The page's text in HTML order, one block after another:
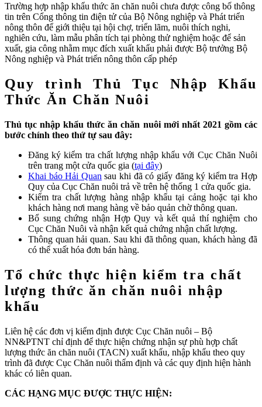
Trường hợp nhập khẩu thức ăn chăn nuôi chưa được công bố thông
tin trên Cổng thông tin điện tử của Bộ Nông nghiệp và Phát triển
nông thôn để giới thiệu tại hội chợ, triển lãm, nuôi thích nghi,
nghiên cứu, làm mẫu phân tích tại phòng thử nghiệm hoặc để sản
xuất, gia công nhằm mục đích xuất khẩu phải được Bộ trưởng Bộ
Nông nghiệp và Phát triển nông thôn cấp phép
Quy trình Thủ Tục Nhập Khẩu
Thức Ăn Chăn Nuôi
Thủ tục nhập khẩu thức ăn chăn nuôi mới nhất 2021 gồm các
bước chính theo thứ tự sau đây:
Đăng ký kiểm tra chất lượng nhập khẩu với Cục Chăn Nuôi
trên trang một cửa quốc gia (tại đây)
Khai báo Hải Quan sau khi đã có giấy đăng ký kiểm tra Hợp
Quy của Cục Chăn nuôi trả về trên hệ thống 1 cửa quốc gia.
Kiểm tra chất lượng hàng nhập khẩu tại cảng hoặc tại kho
khách hàng nơi mang hàng về bảo quản chờ thông quan.
Bổ sung chứng nhận Hợp Quy và kết quả thí nghiệm cho
Cục Chăn Nuôi và nhận kết quả chứng nhận chất lượng.
Thông quan hải quan. Sau khi đã thông quan, khách hàng đã
có thể xuất hóa đơn bán hàng.
Tổ chức thực hiện kiểm tra chất
lượng thức ăn chăn nuôi nhập
khẩu
Liên hệ các đơn vị kiểm định được Cục Chăn nuôi – Bộ
NN&PTNT chỉ định để thực hiện chứng nhận sự phù hợp chất
lượng thức ăn chăn nuôi (TACN) xuất khẩu, nhập khẩu theo quy
trình đã được Cục Chăn nuôi thẩm định và các quy định hiện hành
khác có liên quan.
CÁC HẠNG MỤC ĐƯỢC THỰC HIỆN: